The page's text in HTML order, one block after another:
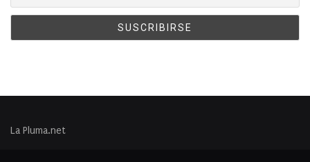
La Pluma.net